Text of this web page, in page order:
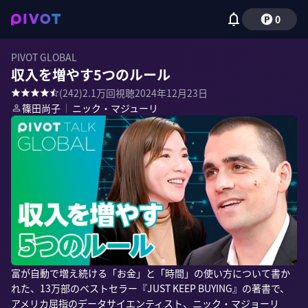
0
PIVOT GLOBAL
収入を増やす5つのルール
(242)2.1万回視聴2024年12月23日
篠田尚子 ｜ ニック・マジューリ
富が自動で増え続ける「お金」と「時間」の使い方について書か
れた、13万部のベストセラー『JUST KEEP BUYING』の著書で、
アメリカ屈指のデータサイエンティスト、ニック・マジョーリ